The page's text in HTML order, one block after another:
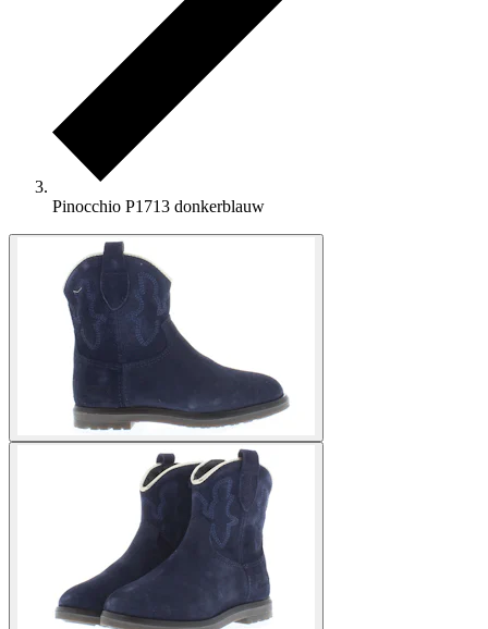
Pinocchio P1713 donkerblauw